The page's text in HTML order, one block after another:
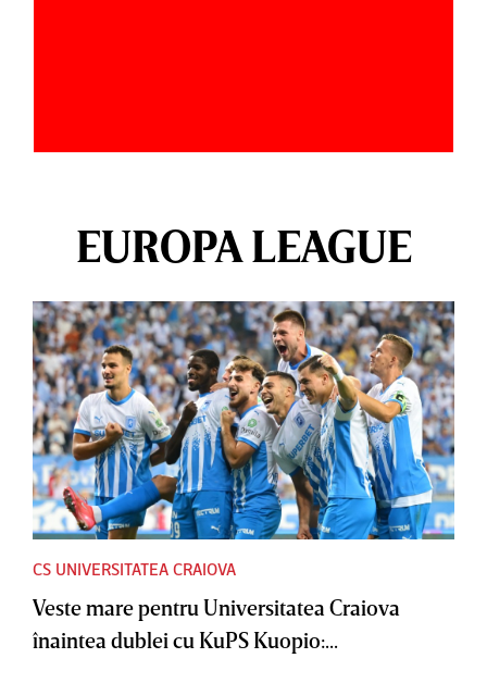
EUROPA LEAGUE
CS UNIVERSITATEA CRAIOVA
Veste mare pentru Universitatea Craiova
înaintea dublei cu KuPS Kuopio:...